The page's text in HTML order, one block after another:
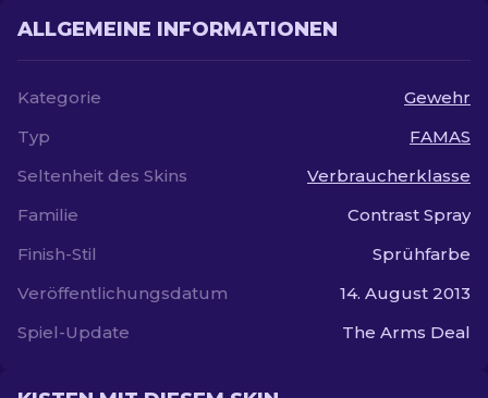
ALLGEMEINE INFORMATIONEN
Kategorie
Gewehr
Typ
FAMAS
Seltenheit des Skins
Verbraucherklasse
Familie
Contrast Spray
Finish-Stil
Sprühfarbe
Veröffentlichungsdatum
14. August 2013
Spiel-Update
The Arms Deal